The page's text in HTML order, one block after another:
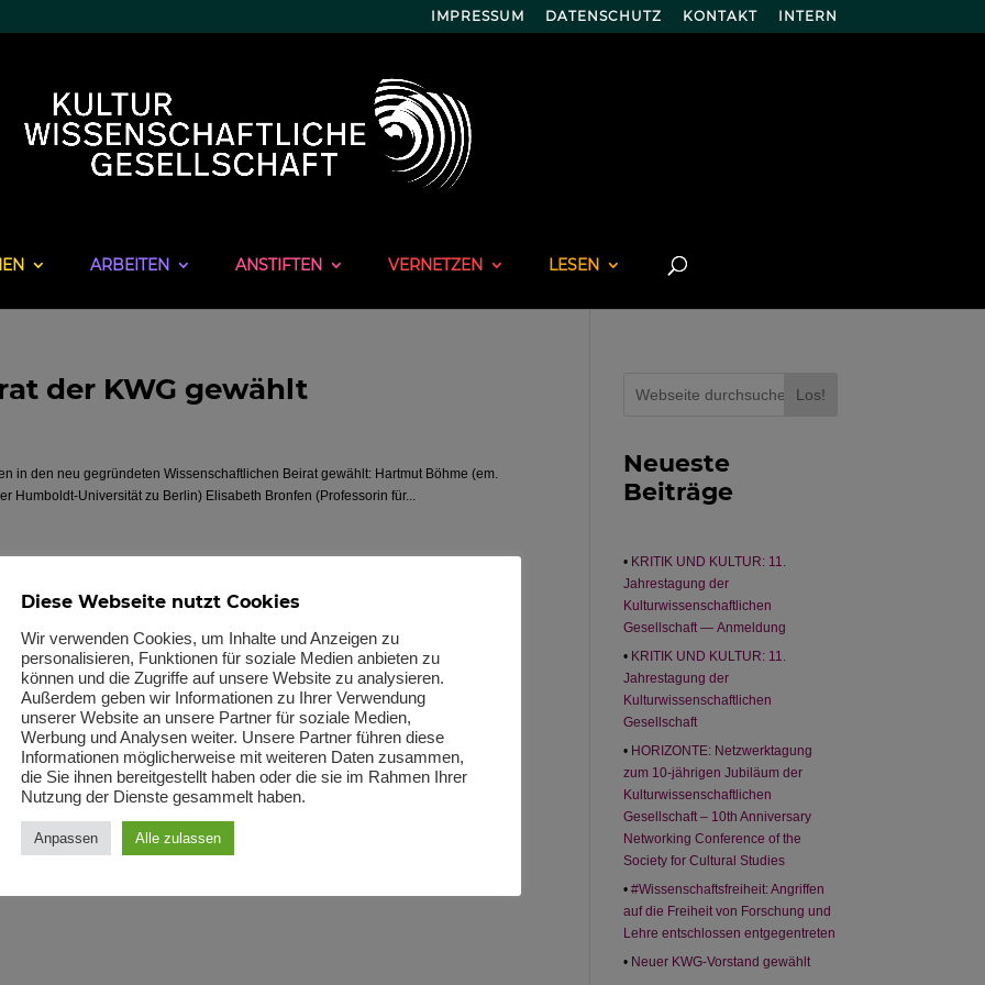
IMPRESSUM DATENSCHUTZ KONTAKT INTERN
ARBEITEN ANSTIFTEN VERNETZEN LESEN
der KWG gewählt
in den neu gegründeten Wissenschaftlichen Beirat gewählt: Hartmut Böhme (em.
Humboldt-Universität zu Berlin) Elisabeth Bronfen (Professorin für...
Los!
Neueste
Beiträge
KRITIK UND KULTUR: 11.
Jahrestagung der
Kulturwissenschaftlichen
Gesellschaft — Anmeldung
KRITIK UND KULTUR: 11.
Jahrestagung der
Kulturwissenschaftlichen
Gesellschaft
HORIZONTE: Netzwerktagung
zum 10-jährigen Jubiläum der
Kulturwissenschaftlichen
Gesellschaft – 10th Anniversary
Networking Conference of the
Society for Cultural Studies
#Wissenschaftsfreiheit: Angriffen
auf die Freiheit von Forschung und
Lehre entschlossen entgegentreten
Neuer KWG-Vorstand gewählt
Diese Webseite nutzt Cookies
Wir verwenden Cookies, um Inhalte und Anzeigen zu
personalisieren, Funktionen für soziale Medien anbieten zu
können und die Zugriffe auf unsere Website zu analysieren.
Außerdem geben wir Informationen zu Ihrer Verwendung
unserer Website an unsere Partner für soziale Medien,
Werbung und Analysen weiter. Unsere Partner führen diese
Informationen möglicherweise mit weiteren Daten zusammen,
die Sie ihnen bereitgestellt haben oder die sie im Rahmen Ihrer
Nutzung der Dienste gesammelt haben.
Anpassen Alle zulassen